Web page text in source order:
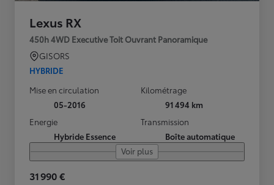
Lexus RX
450h 4WD Executive Toit Ouvrant Panoramique
GISORS
HYBRIDE
Mise en circulation
05-2016
Kilométrage
91 494 km
Energie
Hybride Essence
Transmission
Boîte automatique
Voir plus
31 990 €